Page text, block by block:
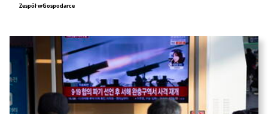
Zespół wGospodarce